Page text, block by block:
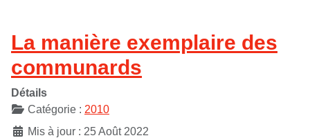
La manière exemplaire des
communards
Détails
Catégorie : 2010
Mis à jour : 25 Août 2022